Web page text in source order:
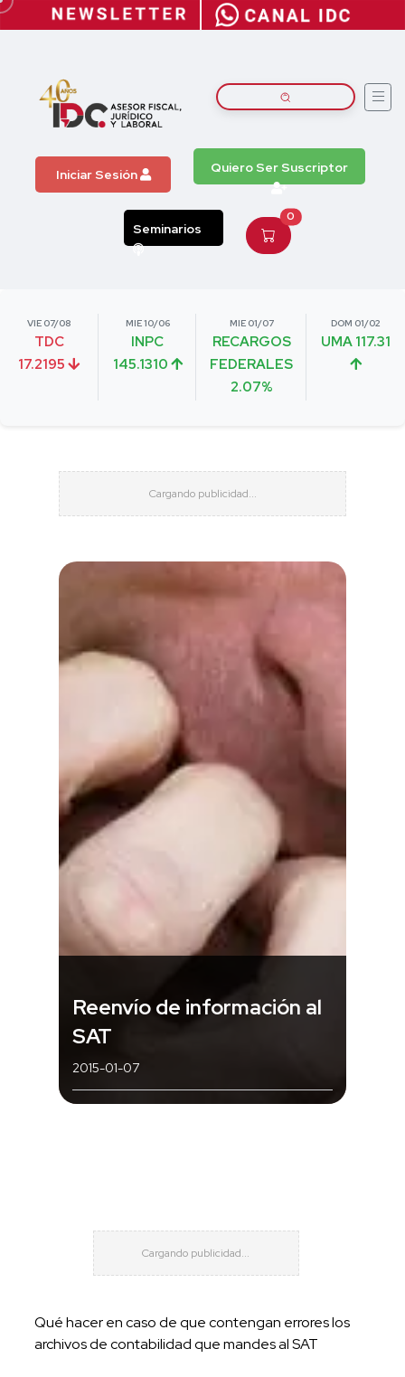
Iniciar Sesión Quiero Ser Suscriptor
Seminarios
0
VIE 07/08
TDC
17.2195
MIE 10/06
INPC
145.1310
MIE 01/07
RECARGOS
FEDERALES
2.07%
DOM 01/02
UMA 117.31
Reenvío de información al
SAT
2015-01-07
Qué hacer en caso de que contengan errores los
archivos de contabilidad que mandes al SAT